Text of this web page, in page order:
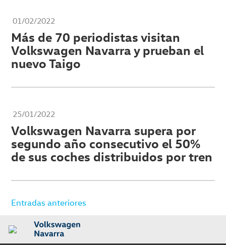
01/02/2022
Más de 70 periodistas visitan
Volkswagen Navarra y prueban el
nuevo Taigo
25/01/2022
Volkswagen Navarra supera por
segundo año consecutivo el 50%
de sus coches distribuidos por tren
Navegación
entradas
Entradas anteriores